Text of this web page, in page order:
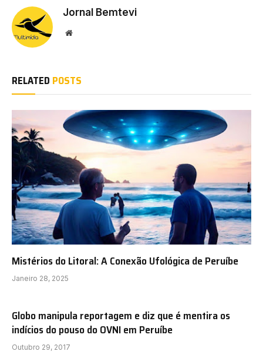
Jornal Bemtevi
Website
RELATED POSTS
Mistérios do Litoral: A Conexão Ufológica de Peruíbe
Janeiro 28, 2025
Globo manipula reportagem e diz que é mentira os
indícios do pouso do OVNI em Peruíbe
Outubro 29, 2017